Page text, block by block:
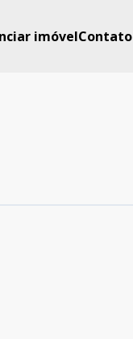
imóvelContato